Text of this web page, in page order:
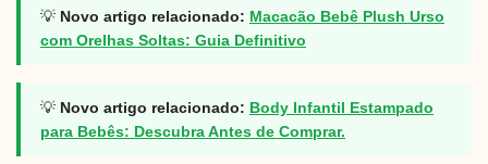
💡 Novo artigo relacionado: Macacão Bebê Plush Urso
com Orelhas Soltas: Guia Definitivo
💡 Novo artigo relacionado: Body Infantil Estampado
para Bebês: Descubra Antes de Comprar.